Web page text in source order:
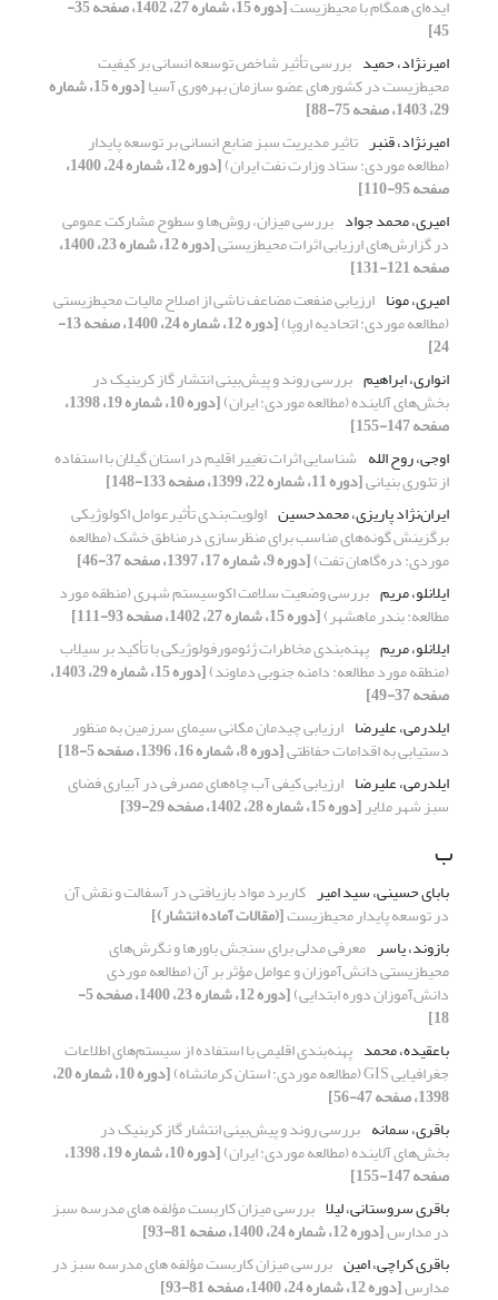
ایده‌ای همگام با محیط‌زیست [دوره 15، شماره 27، 1402، صفحه 35-
45]
امیرنژاد، حمید بررسی تأثیر شاخص توسعه انسانی بر کیفیت
‌‌محیط‌زیست در کشورهای عضو سازمان بهره‌وری آسیا [دوره 15، شماره
29، 1403، صفحه 75-88]
امیرنژاد، قنبر تاثیر مدیریت سبز منابع انسانی بر توسعه پایدار
(مطالعه موردی: ستاد وزارت نفت ایران) [دوره 12، شماره 24، 1400،
صفحه 95-110]
امیری، محمد جواد بررسی میزان، روش‌ها و سطوح مشارکت عمومی
در گزارش‌های ارزیابی اثرات محیط‌زیستی [دوره 12، شماره 23، 1400،
صفحه 121-131]
امیری، مونا ارزیابی منفعت مضاعف ناشی از اصلاح مالیات محیط‌‌زیستی
(مطالعه موردی: اتحادیه اروپا) [دوره 12، شماره 24، 1400، صفحه 13-
24]
انواری، ابراهیم بررسی روند و پیش‌‌بینی انتشار گاز کربنیک در
بخش‌‌های آلاینده (مطالعه موردی: ایران) [دوره 10، شماره 19، 1398،
صفحه 147-155]
اوجی، روح الله شناسایی اثرات تغییر اقلیم در استان گیلان با استفاده
از تئوری بنیانی[دوره 11، شماره 22، 1399، صفحه 133-148]
ایران‌نژاد پاریزی، محمدحسین اولویت‌بندی تأثیرعوامل اکولوژیکی
برگزینش گونه‌های مناسب برای منظرسازی درمناطق خشک (مطالعه
موردی: دره‌گاهان تفت)[دوره 9، شماره 17، 1397، صفحه 37-46]
ایلانلو، مریم بررسی وضعیت سلامت اکوسیستم شهری (منطقه مورد
مطالعه: بندر ماهشهر)[دوره 15، شماره 27، 1402، صفحه 93-111]
ایلانلو، مریم پهنه‌بندی مخاطرات ژئومورفولوژیکی با تأکید بر سیلاب
(منطقه مورد مطالعه:‌ دامنه جنوبی دماوند) [دوره 15، شماره 29، 1403،
صفحه 37-49]
ایلدرمی، علیرضا ارزیابی چیدمان مکانی سیمای سرزمین به منظور
دستیابی به اقدامات حفاظتی[دوره 8، شماره 16، 1396، صفحه 5-18]
ایلدرمی، علیرضا ارزیابی کیفی آب چاه‌‌های مصرفی در آبیاری فضای
سبز شهر ملایر[دوره 15، شماره 28، 1402، صفحه 29-39]
ب
بابای حسینی، سید امیر کاربرد مواد بازیافتی در آسفالت و نقش آن
در توسعه پایدار محیط‌زیست[(مقالات آماده انتشار)]
بازوند، یاسر معرفی مدلی برای سنجش باورها و نگرش‌های
محیط‌زیستی دانش‌آموزان و عوامل مؤثر بر آن (مطالعه موردی
دانش‌آموزان دوره ابتدایی) [دوره 12، شماره 23، 1400، صفحه 5-
18]
باعقیده، محمد ‌پهنه‌بندی اقلیمی با استفاده از سیستم‌های اطلاعات
جغرافیایی GIS (مطالعه موردی: استان کرمانشاه) [دوره 10، شماره 20،
1398، صفحه 47-56]
باقری، سمانه بررسی روند و پیش‌‌بینی انتشار گاز کربنیک در
بخش‌‌های آلاینده (مطالعه موردی: ایران) [دوره 10، شماره 19، 1398،
صفحه 147-155]
باقری سروستانی، لیلا بررسی میزان کاربست مؤلفه های مدرسه سبز
در مدارس[دوره 12، شماره 24، 1400، صفحه 81-93]
باقری کراچی، امین بررسی میزان کاربست مؤلفه های مدرسه سبز در
مدارس[دوره 12، شماره 24، 1400، صفحه 81-93]